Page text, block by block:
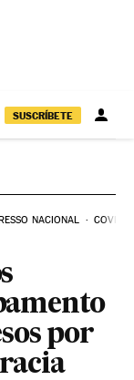
SUSCRÍBETE
NACIONAL COVID-
por